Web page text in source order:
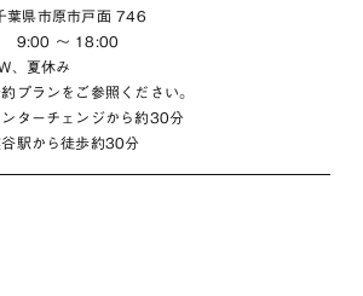
県市原市戸面 746
9:00 〜 18:00
、夏休み
ンをご参照ください。
ターチェンジから約30分
駅から徒歩約30分